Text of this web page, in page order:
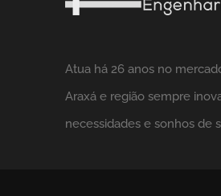
Atua há 26 anos no
Araxá e região sempre
necessidades e sonhos de